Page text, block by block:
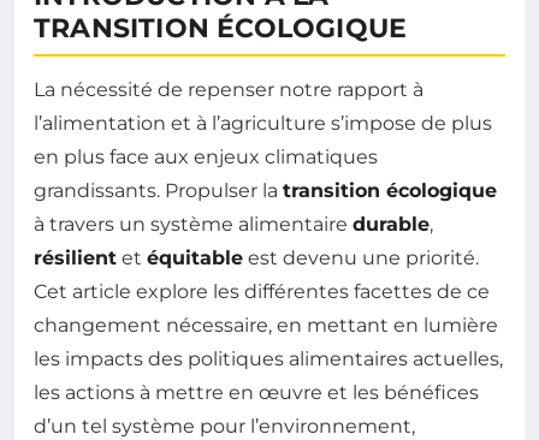
TRANSITION ÉCOLOGIQUE
La nécessité de repenser notre rapport à
l’alimentation et à l’agriculture s’impose de plus
en plus face aux enjeux climatiques
grandissants. Propulser la transition écologique
à travers un système alimentaire durable,
résilient et équitable est devenu une priorité.
Cet article explore les différentes facettes de ce
changement nécessaire, en mettant en lumière
les impacts des politiques alimentaires actuelles,
les actions à mettre en œuvre et les bénéfices
d’un tel système pour l’environnement,